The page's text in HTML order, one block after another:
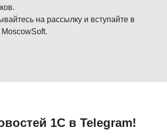
на рассылку и вступайте в
1С в Telegram!